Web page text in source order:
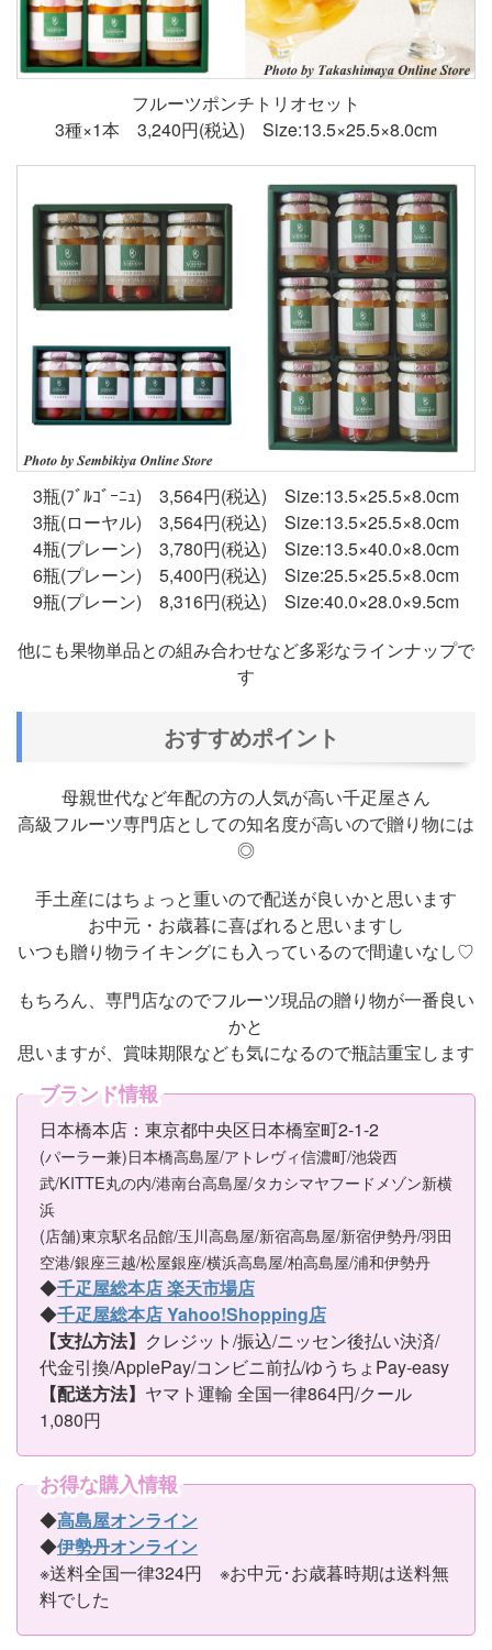
フルーツポンチトリオセット
3種×1本 3,240円(税込) Size:13.5×25.5×8.0cm
3瓶(ﾌﾞﾙｺﾞｰﾆｭ) 3,564円(税込) Size:13.5×25.5×8.0cm
3瓶(ローヤル) 3,564円(税込) Size:13.5×25.5×8.0cm
4瓶(プレーン) 3,780円(税込) Size:13.5×40.0×8.0cm
6瓶(プレーン) 5,400円(税込) Size:25.5×25.5×8.0cm
9瓶(プレーン) 8,316円(税込) Size:40.0×28.0×9.5cm
他にも果物単品との組み合わせなど多彩なラインナップで
す
おすすめポイント
母親世代など年配の方の人気が高い千疋屋さん
高級フルーツ専門店としての知名度が高いので贈り物には
◎
手土産にはちょっと重いので配送が良いかと思います
お中元・お歳暮に喜ばれると思いますし
いつも贈り物ライキングにも入っているので間違いなし♡
もちろん、専門店なのでフルーツ現品の贈り物が一番良い
かと
思いますが、賞味期限なども気になるので瓶詰重宝します
ブランド情報
日本橋本店：東京都中央区日本橋室町2-1-2
(パーラー兼)日本橋高島屋/アトレヴィ信濃町/池袋西
武/KITTE丸の内/港南台高島屋/タカシマヤフードメゾン新横
浜
(店舗)東京駅名品館/玉川高島屋/新宿高島屋/新宿伊勢丹/羽田
空港/銀座三越/松屋銀座/横浜高島屋/柏高島屋/浦和伊勢丹
◆千疋屋総本店 楽天市場店
◆千疋屋総本店 Yahoo!Shopping店
【支払方法】 クレジット/振込/ニッセン後払い決済/
代金引換/ApplePay/コンビニ前払/ゆうちょPay-easy
【配送方法】 ヤマト運輸 全国一律864円/クール
1,080円
お得な購入情報
◆高島屋オンライン
◆伊勢丹オンライン
※送料全国一律324円 ※お中元･お歳暮時期は送料無
料でした